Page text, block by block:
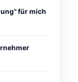
für mich